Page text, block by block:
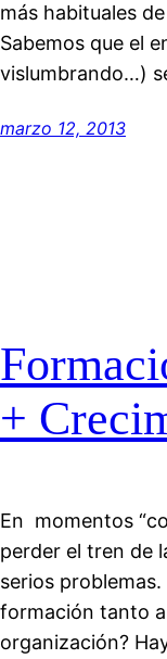
más habituales
Sabemos que el
vislumbrando…)
marzo 12, 2013
+
En momentos
perder el tren de
serios
formación tanto
organización?